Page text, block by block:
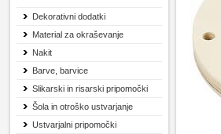
Dekorativni dodatki
Material za okraševanje
Nakit
Barve, barvice
Slikarski in risarski pripomočki
Šola in otroško ustvarjanje
Ustvarjalni pripomočki